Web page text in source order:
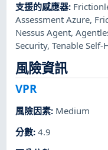
支援的感應器:
Assessment Azure,
Nessus Agent,
Security,Tenable
風險資訊
VPR
風險因素: Medium
分數:4.9